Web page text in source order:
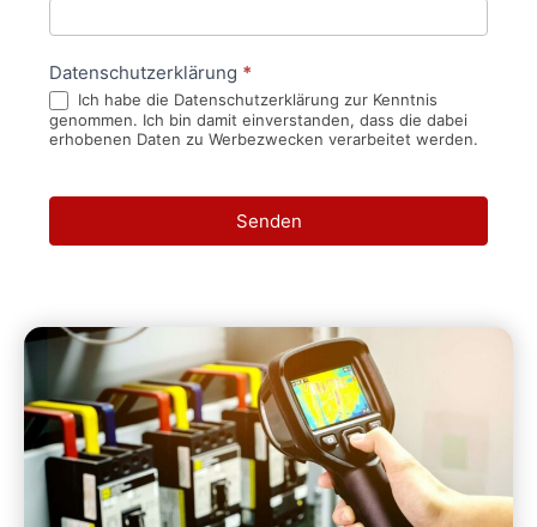
Datenschutzerklärung *
Ich habe die Datenschutzerklärung zur Kenntnis
genommen. Ich bin damit einverstanden, dass die dabei
erhobenen Daten zu Werbezwecken verarbeitet werden.
Senden